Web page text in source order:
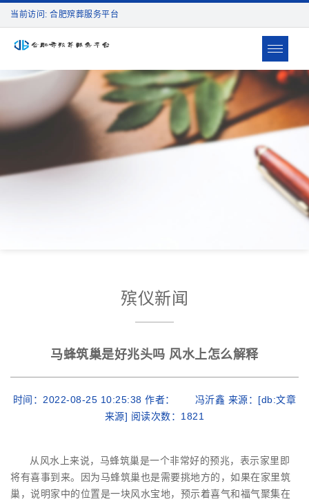
当前访问: 合肥殡葬服务平台
Toggle
殡仪新闻
马蜂筑巢是好兆头吗 风水上怎么解释
时间：2022-08-25 10:25:38 作者： 冯沂鑫 来源：[db:文章
来源] 阅读次数： 1821
从风水上来说，马蜂筑巢是一个非常好的预兆，表示家里即
将有喜事到来。因为马蜂筑巢也是需要挑地方的，如果在家里筑
巢，说明家中的位置是一块风水宝地，预示着喜气和福气聚集在